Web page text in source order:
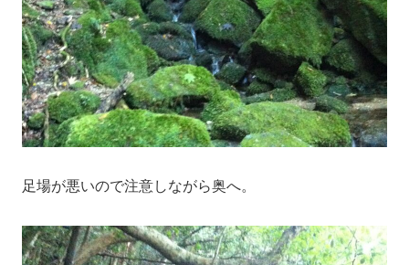
足場が悪いので注意しながら奥へ。